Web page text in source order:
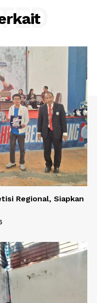
Regional, Siapkan